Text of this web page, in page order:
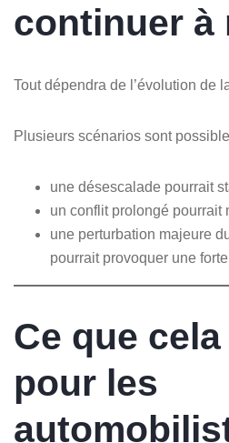
continuer à
Tout dépendra de l’évolution de
Plusieurs scénarios sont
une désescalade pourrait
un conflit prolongé pourrait
une perturbation majeure
pourrait provoquer une
Ce que
pour les